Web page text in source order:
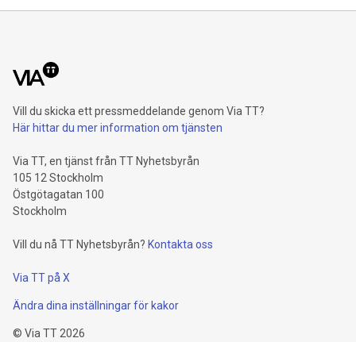
Vill du skicka ett pressmeddelande genom Via TT?
Här hittar du mer information om tjänsten
Via TT, en tjänst från TT Nyhetsbyrån
105 12 Stockholm
Östgötagatan 100
Stockholm
Vill du nå TT Nyhetsbyrån? Kontakta oss
Via TT på X
Ändra dina inställningar för kakor
© Via TT2026